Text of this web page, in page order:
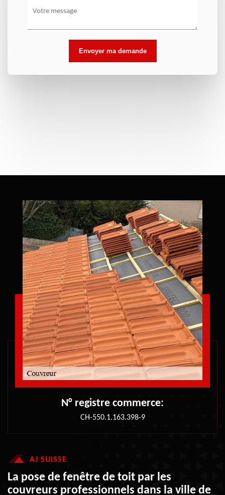
N° registre commerce:
CH-550.1.163.398-9
AJ SUISSE
La pose de fenêtre de toit par les
couvreurs professionnels dans la ville de